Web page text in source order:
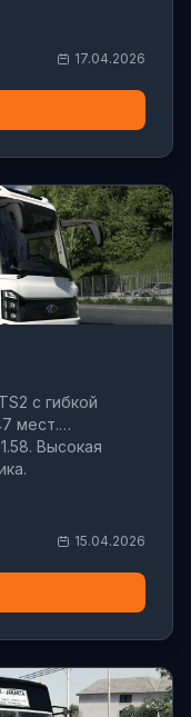
17.04.2026
с гибкой
мест.
Высокая
15.04.2026